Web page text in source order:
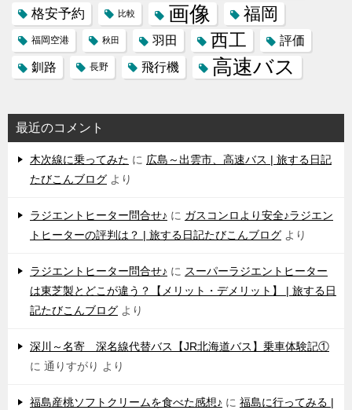
格安予約 比較 画像 福岡
福岡空港 秋田 羽田 西工
評価
釧路
長野 飛行機 高速バス
最近のコメント
木次線に乗ってみた に 広島～出雲市、高速バス | 旅する日記
たびこんブログ より
ラジエントヒーター問合せ♪ に ガスコンロより安全♪ラジエン
トヒーターの評判は？ | 旅する日記たびこんブログ より
ラジエントヒーター問合せ♪ に スーパーラジエントヒーター
は東芝製とどこが違う？【メリット・デメリット】 | 旅する日
記たびこんブログ より
深川～名寄 深名線代替バス【JR北海道バス】乗車体験記①
に 通りすがり より
福島産桃ソフトクリームを食べた感想♪ に 福島に行ってみる |